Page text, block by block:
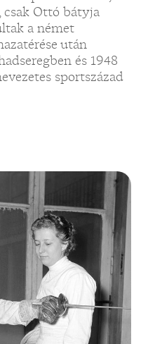
Ottó bátyja
a német
után
és 1948
sportszázad